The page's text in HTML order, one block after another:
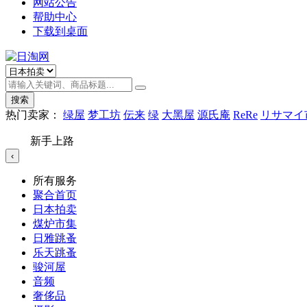
网站公告
帮助中心
下载到桌面
搜索
热门卖家： 绿屋 梦工坊 伝来 绿 大黑屋 源氏庵 ReRe リサマ
新手上路
‹
所有服务
聚合首页
日本拍卖
煤炉市集
日雅跳蚤
乐天跳蚤
骏河屋
音频
奢侈品